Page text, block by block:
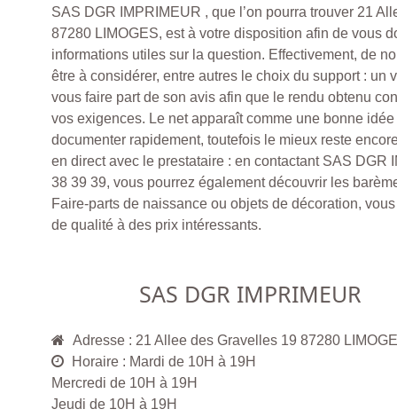
SAS DGR IMPRIMEUR , que l’on pourra trouver 21
87280 LIMOGES, est à votre disposition afin de vous
informations utiles sur la question. Effectivement, de
être à considérer, entre autres le choix du support : un
vous faire part de son avis afin que le rendu obtenu
vos exigences. Le net apparaît comme une bonne
documenter rapidement, toutefois le mieux reste
en direct avec le prestataire : en contactant SAS DGR
38 39 39, vous pourrez également découvrir les
Faire-parts de naissance ou objets de décoration,
de qualité à des prix intéressants.
SAS DGR IMPRIMEUR
Adresse : 21 Allee des Gravelles 19 87280
Horaire : Mardi de 10H à 19H
Mercredi de 10H à 19H
Jeudi de 10H à 19H